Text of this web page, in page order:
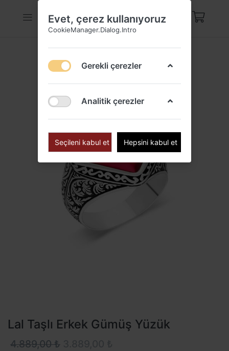
Lal Taşlı Erkek Gümüş Yüzük
4.889,00 ₺
Evet, çerez kullanıyoruz
CookieManager.Dialog.Intro
Gerekli çerezler
Analitik çerezler
Seçileni kabul et Hepsini kabul et